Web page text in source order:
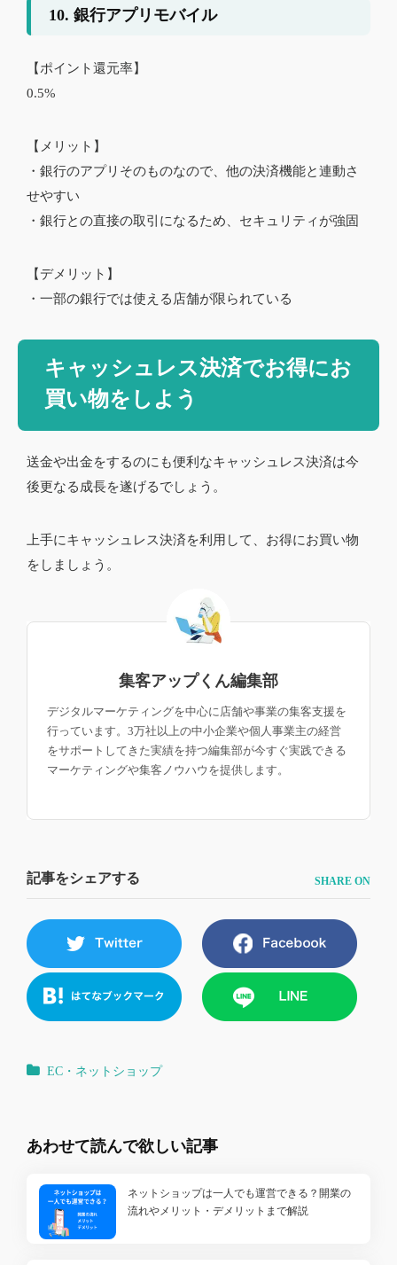
10. 銀行アプリモバイル
【ポイント還元率】
0.5%
【メリット】
・銀行のアプリそのものなので、他の決済機能と連動さ
せやすい
・銀行との直接の取引になるため、セキュリティが強固
【デメリット】
・一部の銀行では使える店舗が限られている
キャッシュレス決済でお得にお
買い物をしよう
送金や出金をするのにも便利なキャッシュレス決済は今
後更なる成長を遂げるでしょう。
上手にキャッシュレス決済を利用して、お得にお買い物
をしましょう。
集客アップくん編集部
デジタルマーケティングを中心に店舗や事業の集客支援を
行っています。3万社以上の中小企業や個人事業主の経営
をサポートしてきた実績を持つ編集部が今すぐ実践できる
マーケティングや集客ノウハウを提供します。
記事をシェアする
EC・ネットショップ
あわせて読んで欲しい記事
ネットショップは一人でも運営できる？開業の
流れやメリット・デメリットまで解説